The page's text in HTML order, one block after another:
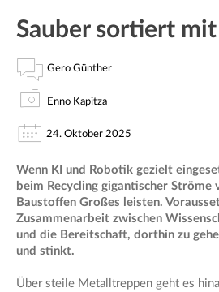
Sauber sortiert mit
Gero Günther
Enno Kapitza
24. Oktober 2025
Wenn KI und Robotik gezielt
beim Recycling gigantischer Ströme
Baustoffen Großes leisten.
Zusammenarbeit zwischen
und die Bereitschaft, dorthin zu
und stinkt.
Über steile Metalltreppen geht es